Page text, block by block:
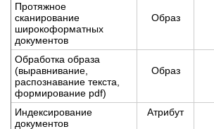
Протяжное
сканирование
широкоформатных
документов
Образ
Обработка образа
(выравнивание,
распознавание текста,
формирование pdf)
Образ
Индексирование
документов
Атрибут